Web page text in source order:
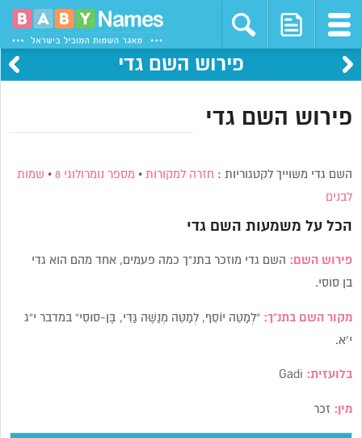
פירוש השם גדי
פירוש השם גדי
השם גדי משוייך לקטגוריות : חזרה למקורות • מספר נומרולוגי 8 • שמות
לבנים
הכל על משמעות השם גדי
פירוש השם: השם גדי מוזכר בתנ”ך כמה פעמים, אחד מהם הוא גדי
בן סוסי.
מקור השם בתנ”ך:“לְמַטֵּה יוֹסֵף, לְמַטֵּה מְנַשֶּׁה גַּדִּי, בֶּן-סוּסִי” במדבר י”ג
י’א.
בלועזית:
מין: זכר